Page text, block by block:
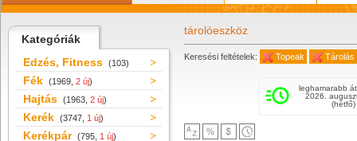
Kategóriák
Edzés, Fitness (103)
Fék (1969, 2 új)
Hajtás (1963, 2 új)
Kerék (3747, 1 új)
Kerékpár (795, 1 új)
tárolóeszköz
Keresési feltételek: Topeak Tárolás
leghamarabb
2026.
(hétfő)